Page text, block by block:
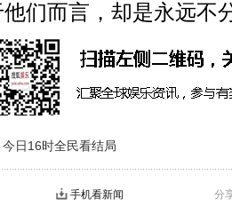
们而言，却是永远不
日16时全民看结局
分
手机看新闻